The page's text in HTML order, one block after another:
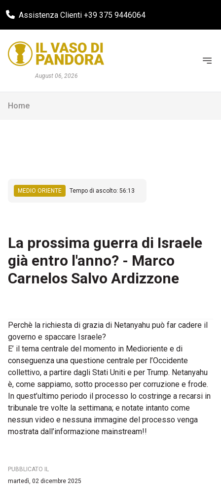
Assistenza Clienti +39 375 9446064
August 06, 2026
Home
MEDIO ORIENTE Tempo di ascolto: 56:13
La prossima guerra di Israele
già entro l'anno? - Marco
Carnelos Salvo Ardizzone
Perchè la richiesta di grazia di Netanyahu può far cadere il
governo e spaccare Israele?
E’ il tema centrale del momento in Medioriente e di
conseguenza una questione centrale per l’Occidente
collettivo, a partire dagli Stati Uniti e per Trump. Netanyahu
è, come sappiamo, sotto processo per corruzione e frode.
In quest’ultimo periodo il processo lo costringe a recarsi in
tribunale tre volte la settimana; e notate intanto come
nessun video e nessuna immagine del processo venga
mostrata dall’informazione mainstream!!
PUBBLICATO IL
martedì, 02 dicembre 2025